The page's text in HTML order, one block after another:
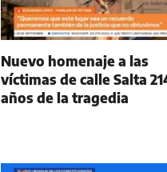
Nuevo homenaje a las
víctimas de calle Salta
años de la tragedia